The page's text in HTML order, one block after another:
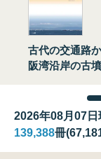
古代の交通路
阪湾沿岸の古
2026年08月07日
139,388冊